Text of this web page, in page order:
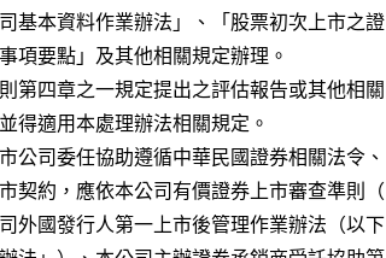
基本資料作業辦法」、「股票初次上市之證
項要點」及其他相關規定辦理。
第四章之一規定提出之評估報告或其他相關
得適用本處理辦法相關規定。
公司委任協助遵循中華民國證券相關法令、
契約，應依本公司有價證券上市審查準則（
外國發行人第一上市後管理作業辦法（以下